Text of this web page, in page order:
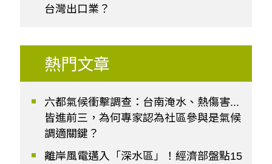
台灣出口業？
熱門文章
六都氣候衝擊調查：台南淹水、熱傷害...
皆進前三，為何專家認為社區參與是氣候
調適關鍵？
離岸風電邁入「深水區」！經濟部盤點15